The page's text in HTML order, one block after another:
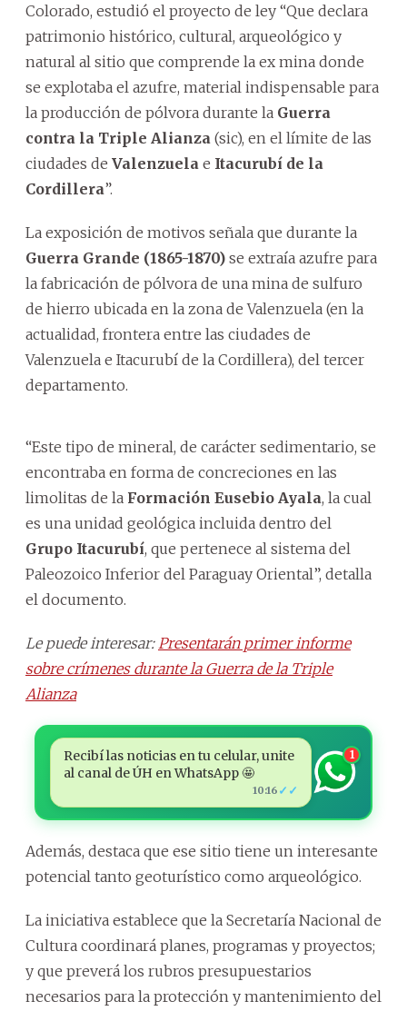
Colorado, estudió el proyecto de ley “Que declara
patrimonio histórico, cultural, arqueológico y
natural al sitio que comprende la ex mina donde
se explotaba el azufre, material indispensable para
la producción de pólvora durante la Guerra
contra la Triple Alianza (sic), en el límite de las
ciudades de Valenzuela e Itacurubí de la
Cordillera”.
La exposición de motivos señala que durante la
Guerra Grande (1865-1870) se extraía azufre para
la fabricación de pólvora de una mina de sulfuro
de hierro ubicada en la zona de Valenzuela (en la
actualidad, frontera entre las ciudades de
Valenzuela e Itacurubí de la Cordillera), del tercer
departamento.
“Este tipo de mineral, de carácter sedimentario, se
encontraba en forma de concreciones en las
limolitas de la Formación Eusebio Ayala, la cual
es una unidad geológica incluida dentro del
Grupo Itacurubí, que pertenece al sistema del
Paleozoico Inferior del Paraguay Oriental”, detalla
el documento.
Le puede interesar: Presentarán primer informe
sobre crímenes durante la Guerra de la Triple
Alianza
Recibí las noticias en tu celular, unite
al canal de ÚH en WhatsApp 🤩
10:16 ✓✓
1
Además, destaca que ese sitio tiene un interesante
potencial tanto geoturístico como arqueológico.
La iniciativa establece que la Secretaría Nacional de
Cultura coordinará planes, programas y proyectos;
y que preverá los rubros presupuestarios
necesarios para la protección y mantenimiento del